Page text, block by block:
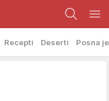
Recepti Deserti Posna